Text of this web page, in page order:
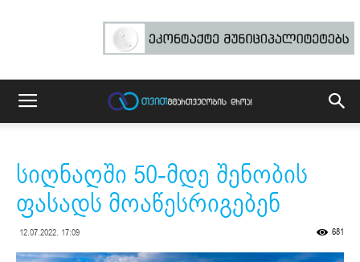
სიღნაღში 50-მდე შენობის
ფასადს მოაწესრიგებენ
12.07.2022. 17:09 681